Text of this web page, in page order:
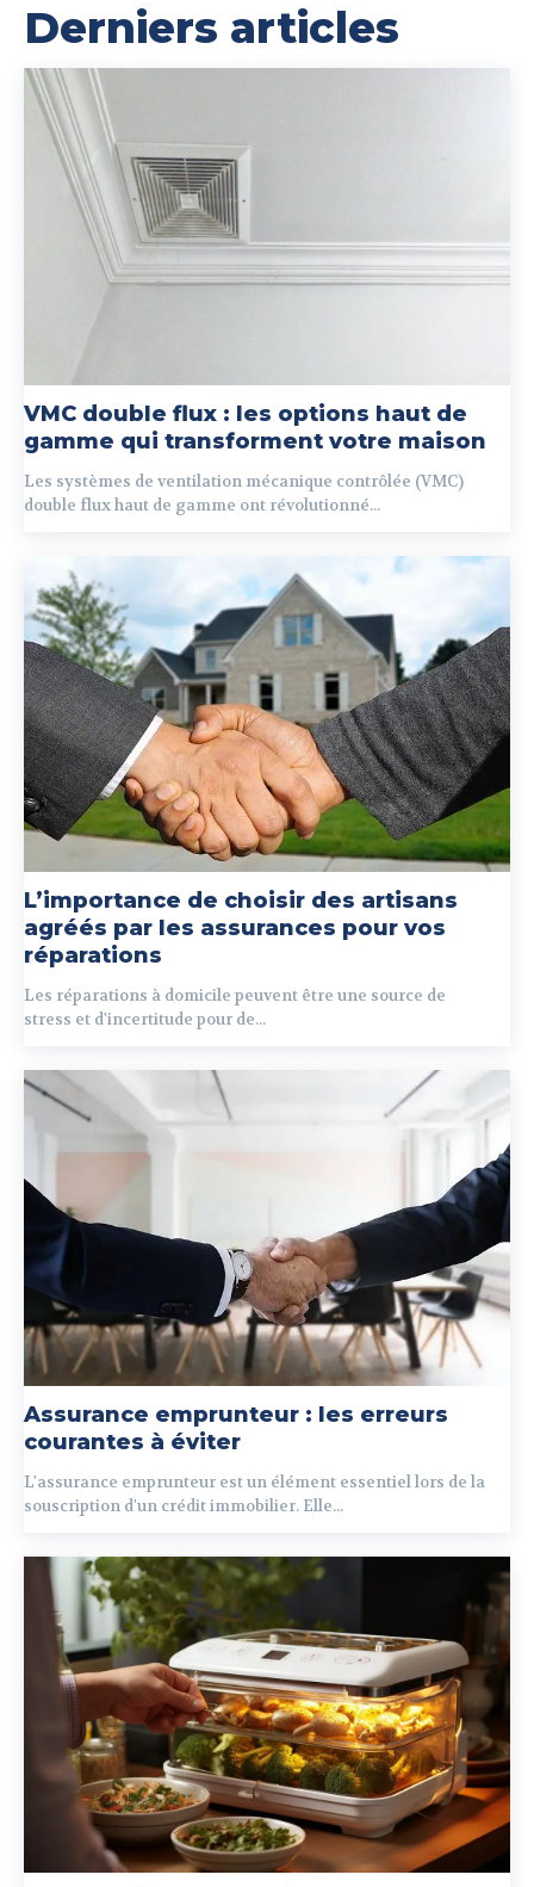
Derniers articles
VMC double flux : les options haut de
gamme qui transforment votre maison
Les systèmes de ventilation mécanique contrôlée (VMC)
double flux haut de gamme ont révolutionné...
L’importance de choisir des artisans
agréés par les assurances pour vos
réparations
Les réparations à domicile peuvent être une source de
stress et d'incertitude pour de...
Assurance emprunteur : les erreurs
courantes à éviter
L'assurance emprunteur est un élément essentiel lors de la
souscription d'un crédit immobilier. Elle...